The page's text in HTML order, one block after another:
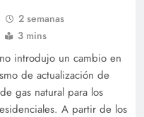
2 semanas
3 mins
introdujo un cambio en
de actualización de
gas natural para los
A partir de los